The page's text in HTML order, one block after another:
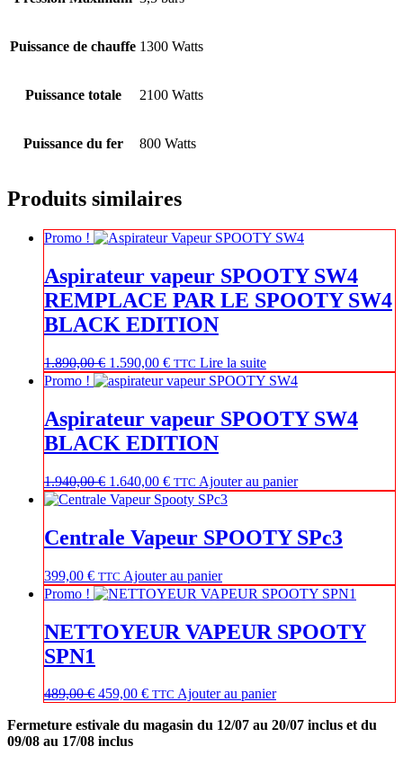
Puissance de chauffe 1300 Watts
Puissance totale 2100 Watts
Puissance du fer 800 Watts
Produits similaires
Promo !
Aspirateur vapeur SPOOTY SW4
REMPLACE PAR LE SPOOTY SW4
BLACK EDITION
1.890,00€ Le
prix
était :
1.890,00 €.
1.590,00 €Le
prix
1.590,00 €.
TTC Lire la suite
Promo !
Aspirateur vapeur SPOOTY SW4
BLACK EDITION
1.940,00€ Le
prix
était :
1.940,00 €.
1.640,00 €Le
prix
1.640,00 €.
TTC Ajouter au panier
Centrale Vapeur SPOOTY SPc3
399,00 € TTC Ajouter au panier
Promo !
NETTOYEUR VAPEUR SPOOTY
SPN1
489,00€ Le
initial
était :
459,00 €Le
actuel
TTC Ajouter au panier
Fermeture estivale du magasin du 12/07 au 20/07 inclus et du
09/08 au 17/08 inclus